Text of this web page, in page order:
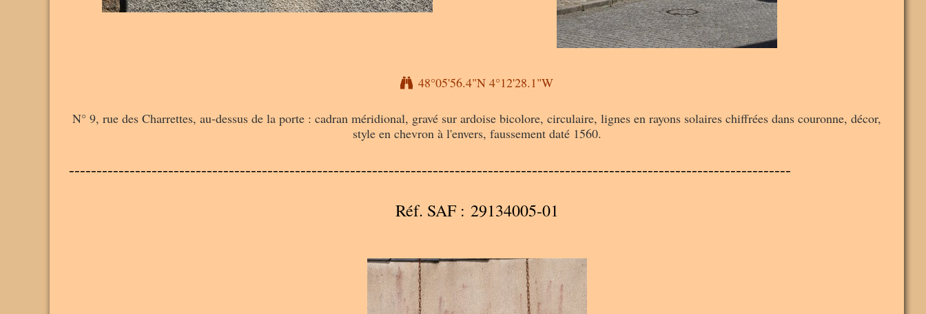
48°05'56.4"N 4°12'28.1"W
N° 9, rue des Charrettes, au-dessus de la porte : cadran méridional, gravé sur ardoise bicolore, circulaire, lignes en rayons solaires chiffrées dans couronne, décor,
style en chevron à l'envers, faussement daté 1560.
-----------------------------------------------------------------------------------------------------------------------------------
Réf. SAF : 29134005-01